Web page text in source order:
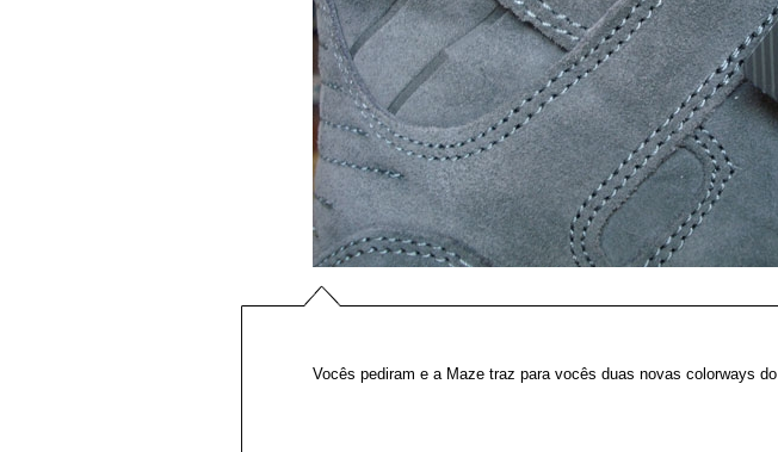
Vocês pediram e a Maze traz para vocês duas novas colorways do